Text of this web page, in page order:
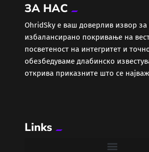
Еротика
Забава
Здравје
Колумни
ЗА НАС
ОhridSky е ваш доверлив извор
избалансирано покривање на
посветеност на интегритет и
обезбедуваме длабинско
открива приказните што се
Links